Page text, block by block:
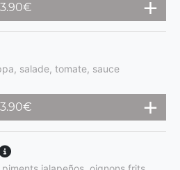
€
salade, tomate, sauce
€